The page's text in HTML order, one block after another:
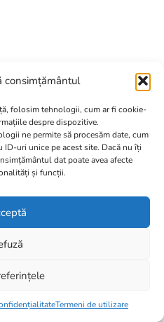
consimțământul
folosim tehnologii, cum ar fi cookie-
despre dispozitive.
ne permite să procesăm date, cum
uri unice pe acest site. Dacă nu îți
dat poate avea afecte
și funcții.
Termeni de utilizare